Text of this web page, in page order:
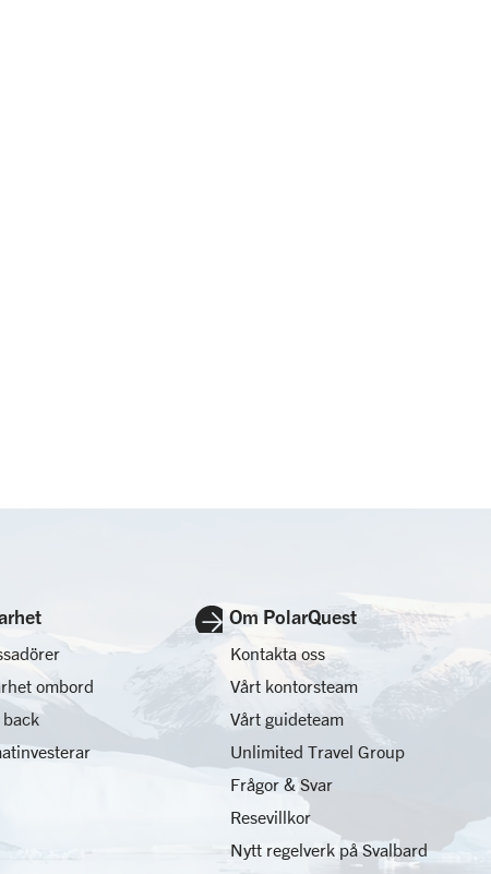
ombord
back
Om PolarQuest
Kontakta oss
Vårt kontorsteam
Vårt guideteam
Unlimited Travel Group
Frågor & Svar
Resevillkor
Nytt regelverk på Svalbard